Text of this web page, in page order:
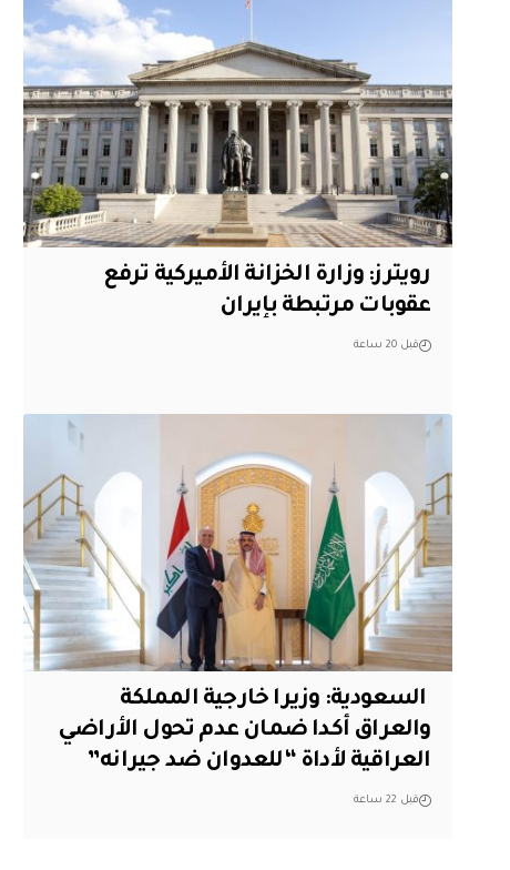
‏رويترز: وزارة الخزانة الأميركية ترفع
عقوبات مرتبطة بإيران
قبل 20 ساعة
‏ السعودية: وزيرا خارجية المملكة
والعراق أكدا ضمان عدم تحول الأراضي
العراقية لأداة “للعدوان ضد جيرانه”
قبل 22 ساعة